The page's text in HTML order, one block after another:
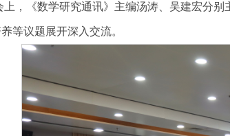
上，《数学研究通讯》主编汤涛、吴建宏分别
等议题展开深入交流。